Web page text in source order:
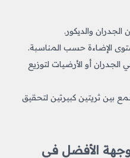
الجدران والديكور.
الإضاءة حسب المناسبة.
أو الأرضيات لتوزيع
بين ثريتين كبيرتين لتحقيق
الأفضل في